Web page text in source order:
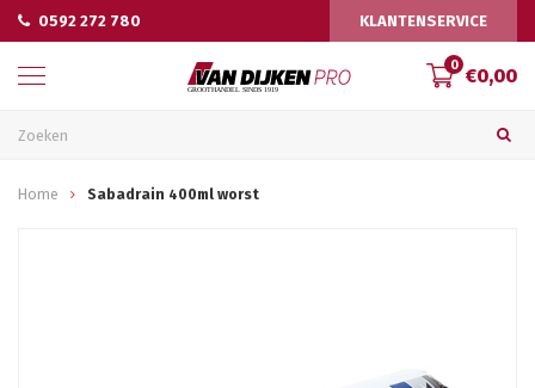
0592 272 780 KLANTENSERVICE
0 €0,00
Home Sabadrain 400ml worst